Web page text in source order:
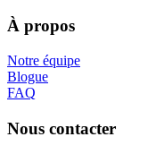
À propos
Notre équipe
Blogue
FAQ
Nous contacter